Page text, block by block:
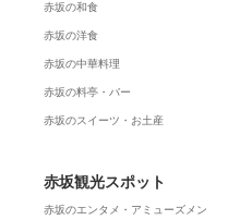
赤坂の和食
赤坂の洋食
赤坂の中華料理
赤坂の料亭・バー
赤坂のスイーツ・お土産
赤坂観光スポット
赤坂のエンタメ・アミューズメン